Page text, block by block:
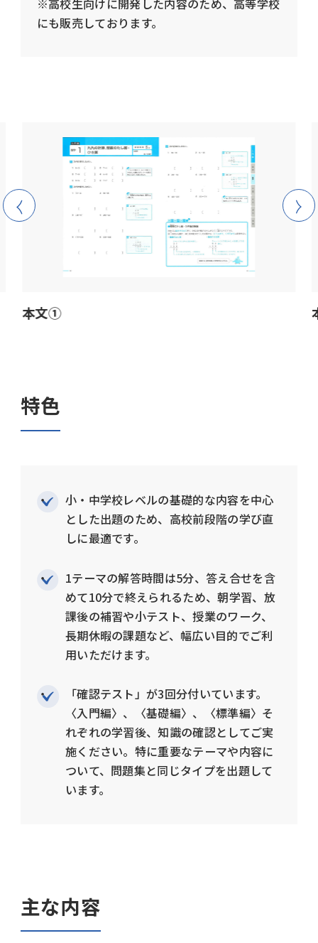
にも販売しております。
本文①
特色
小・中学校レベルの基礎的な内容を中心
とした出題のため、高校前段階の学び直
しに最適です。
1テーマの解答時間は5分、答え合せを含
めて10分で終えられるため、朝学習、放
課後の補習や小テスト、授業のワーク、
長期休暇の課題など、幅広い目的でご利
用いただけます。
「確認テスト」が3回分付いています。
〈入門編〉、〈基礎編〉、〈標準編〉そ
れぞれの学習後、知識の確認としてご実
施ください。特に重要なテーマや内容に
ついて、問題集と同じタイプを出題して
います。
主な内容